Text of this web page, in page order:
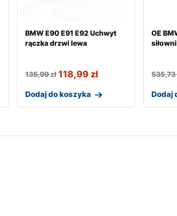
BMW E90 E91 E92 Uchwyt
rączka drzwi lewa
135,99zł 118,99 zł
Dodaj do koszyka
OE
535,73
Dodaj